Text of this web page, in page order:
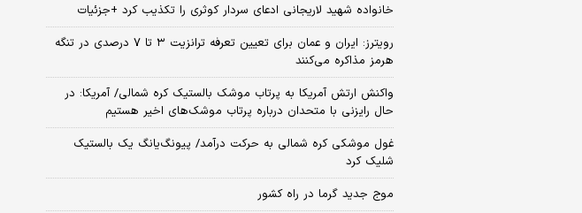
خانواده شهید لاریجانی ادعای سردار کوثری را تکذیب کرد +جزئیات
رویترز: ایران و عمان برای تعیین تعرفه ترانزیت ۳ تا ۷ درصدی در تنگه
هرمز مذاکره می‌کنند
واکنش ارتش آمریکا به پرتاب موشک بالستیک کره شمالی/ آمریکا: در
حال رایزنی با متحدان درباره پرتاب موشک‌های اخیر هستیم
غول موشکی کره شمالی به حرکت درآمد/ پیونگ‌یانگ یک بالستیک
شلیک کرد
موج جدید گرما در راه کشور